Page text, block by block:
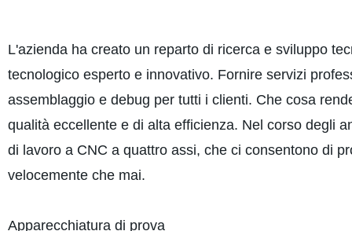
L'azienda ha creato un reparto di ricerca e sviluppo
tecnologico esperto e innovativo. Fornire servizi
assemblaggio e debug per tutti i clienti. Che cosa
qualità eccellente e di alta efficienza. Nel corso degli
di lavoro a CNC a quattro assi, che ci consentono di
velocemente che mai.
Apparecchiatura di prova